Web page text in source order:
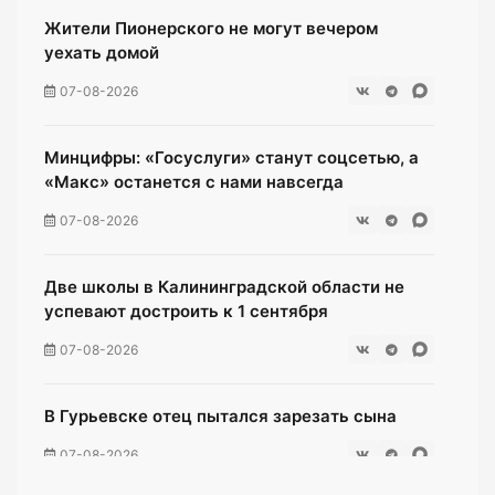
Жители Пионерского не могут вечером
уехать домой
07-08-2026
Минцифры: «Госуслуги» станут соцсетью, а
«Макс» останется с нами навсегда
07-08-2026
Две школы в Калининградской области не
успевают достроить к 1 сентября
07-08-2026
В Гурьевске отец пытался зарезать сына
07-08-2026